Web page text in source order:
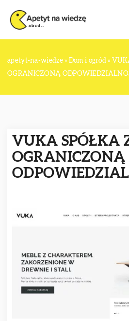
apetyt-na-wiedze» Dom i ogród »
OGRANICZONĄ
VUKA SPÓŁKA
OGRANICZONĄ